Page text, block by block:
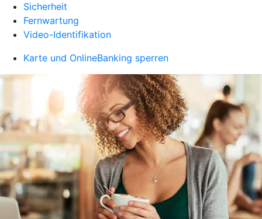
Sicherheit
Fernwartung
Video-Identifikation
Karte und OnlineBanking sperren